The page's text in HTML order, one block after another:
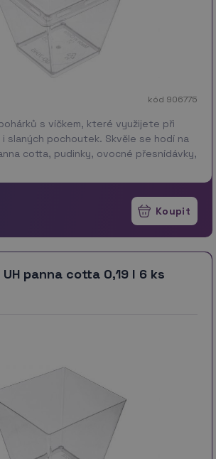
kód 906775
s víčkem, které využijete při
slaných pochoutek. Skvěle se hodí na
cotta, pudinky, ovocné přesnídávky,
UH panna cotta 0,19 l 6 ks